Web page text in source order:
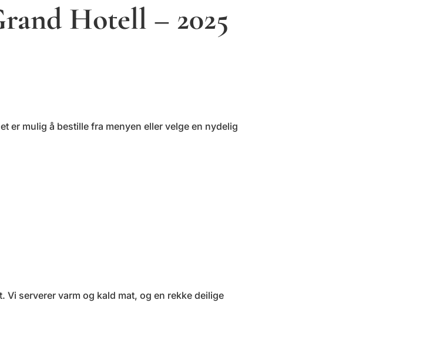
Hotell – 2025
er mulig å bestille fra menyen eller velge en nydelig
Vi serverer varm og kald mat, og en rekke deilige